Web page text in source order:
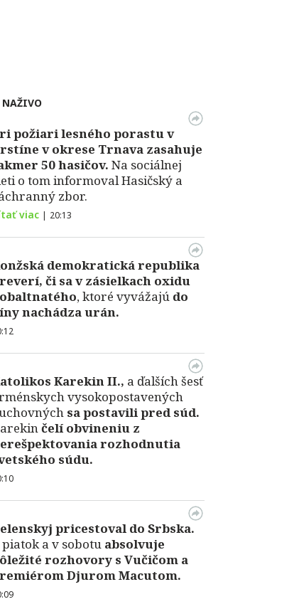
NAŽIVO
požiari lesného porastu v
v okrese Trnava zasahuje
50 hasičov. Na sociálnej
o tom informoval Hasičský a
zbor.
viac | 20:13
demokratická republika
či sa v zásielkach oxidu
, ktoré vyvážajú do
nachádza urán.
Karekin II., a ďalších šesť
vysokopostavených
sa postavili pred súd.
čelí obvineniu z
rozhodnutia
súdu.
pricestoval do Srbska.
piatok a v sobotu absolvuje
rozhovory s Vučičom a
Djurom Macutom.